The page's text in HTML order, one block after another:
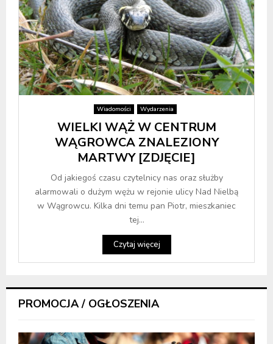
Wiadomości Wydarzenia
WIELKI WĄŻ W CENTRUM
WĄGROWCA ZNALEZIONY
MARTWY [ZDJĘCIE]
Od jakiegoś czasu czytelnicy nas oraz służby
alarmowali o dużym wężu w rejonie ulicy Nad Nielbą
w Wągrowcu. Kilka dni temu pan Piotr, mieszkaniec
tej...
Czytaj więcej
PROMOCJA / OGŁOSZENIA